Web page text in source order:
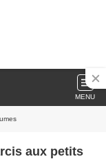
MENU
aux petits